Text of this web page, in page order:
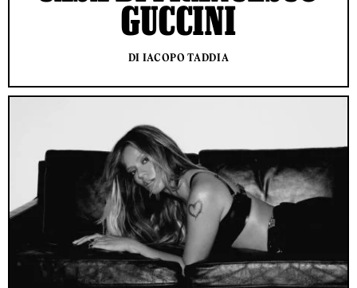
GUCCINI
DI IACOPO TADDIA